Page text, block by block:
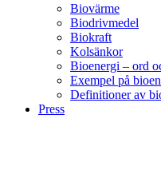
Biovärme
Biodrivmedel
Biokraft
Kolsänkor
Bioenergi – ord
Exempel på
Definitioner av
Press